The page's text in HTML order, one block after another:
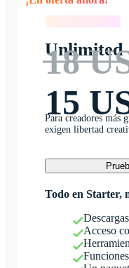
Unlimited
18
15
Para creadores más
exigen libertad
Todo en Starter,
Acceso